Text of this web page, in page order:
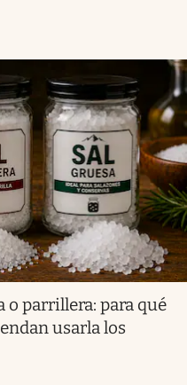
o parrillera: para qué
usarla los